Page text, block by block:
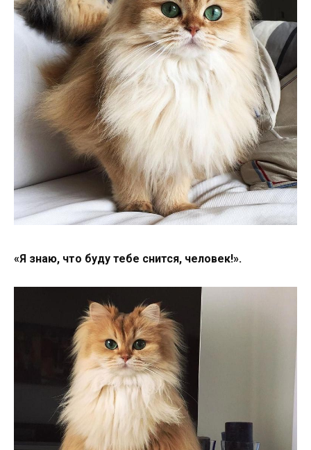
«Я знаю, что буду тебе снится, человек!».